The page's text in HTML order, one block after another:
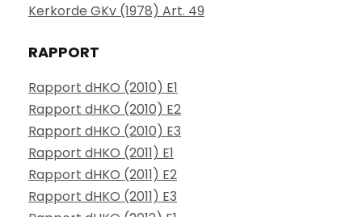
Kerkorde GKv (1978) Art. 49
RAPPORT
Rapport dHKO (2010) E1
Rapport dHKO (2010) E2
Rapport dHKO (2010) E3
Rapport dHKO (2011) E1
Rapport dHKO (2011) E2
Rapport dHKO (2011) E3